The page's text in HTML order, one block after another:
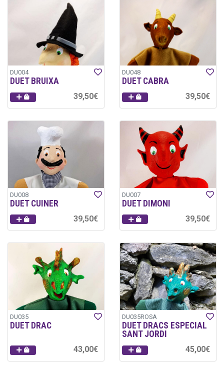
DU004
DUET BRUIXA
39,50€
DU048
DUET CABRA
39,50€
DU008
DUET CUINER
39,50€
DU007
DUET DIMONI
39,50€
DU035
DUET DRAC
43,00€
DU035ROSA
DUET DRACS ESPECIAL
SANT JORDI
45,00€